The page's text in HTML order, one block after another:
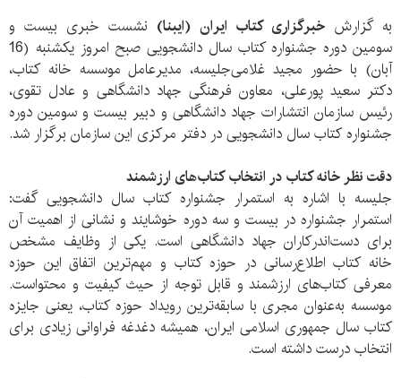
به گزارشخبرگزاری کتاب ایران (ایبنا) نشست خبری بیست و
سومین دوره جشنواره کتاب سال دانشجویی صبح امروز یکشنبه (16
آبان) با حضور مجید غلامی‌جلیسه، مدیرعامل موسسه خانه کتاب،
دکتر سعید پورعلی، معاون فرهنگی جهاد دانشگاهی و عادل تقوی،
رئیس سازمان انتشارات جهاد دانشگاهی و دبیر بیست و سومین دوره
جشنواره کتاب سال دانشجویی در دفتر مرکزی این سازمان برگزار شد.
دقت نظر خانه کتاب در انتخاب کتاب‌های ارزشمند
جلیسه با اشاره به استمرار جشنواره کتاب سال دانشجویی گفت:
استمرار جشنواره در بیست و سه دوره خوشایند و نشانی از اهمیت آن
برای دست‌اندرکاران جهاد دانشگاهی است. یکی از وظایف مشخص
خانه کتاب اطلاع‌رسانی در حوزه کتاب و مهم‌ترین اتفاق این حوزه
معرفی کتاب‌های ارزشمند و قابل توجه از حیث کیفیت و محتواست.
موسسه به‌عنوان مجری با سابقه‌ترین رویداد حوزه کتاب، یعنی جایزه
کتاب سال جمهوری اسلامی ایران، همیشه دغدغه فراوانی زیادی برای
انتخاب درست داشته است.